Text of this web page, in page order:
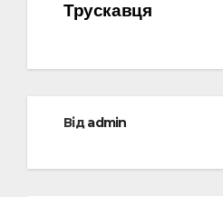
Трускавця
Відadmin